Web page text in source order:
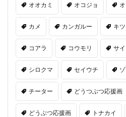
オオカミ オコジョ
カメ カンガルー キ
コアラ コウモリ サイ
シロクマ セイウチ
チーター どうつぶつ応援画
どうぶつ応援画 トナカイ